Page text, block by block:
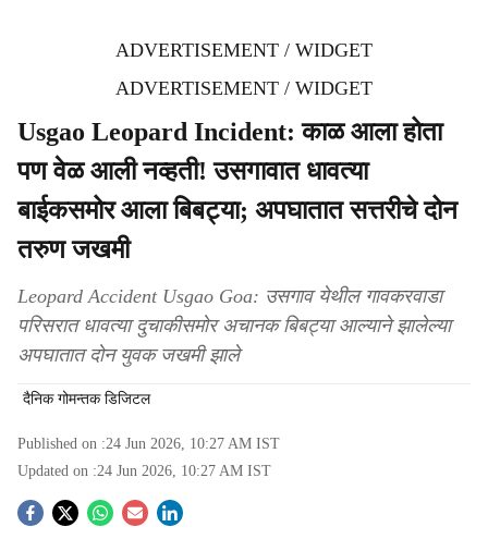
ADVERTISEMENT / WIDGET
ADVERTISEMENT / WIDGET
Usgao Leopard Incident: काळ आला होता
पण वेळ आली नव्हती! उसगावात धावत्या
बाईकसमोर आला बिबट्या; अपघातात सत्तरीचे दोन
तरुण जखमी
Leopard Accident Usgao Goa: उसगाव येथील गावकरवाडा
परिसरात धावत्या दुचाकीसमोर अचानक बिबट्या आल्याने झालेल्या
अपघातात दोन युवक जखमी झाले
दैनिक गोमन्तक डिजिटल
Published on :24 Jun 2026, 10:27 AM IST
Updated on :24 Jun 2026, 10:27 AM IST
S